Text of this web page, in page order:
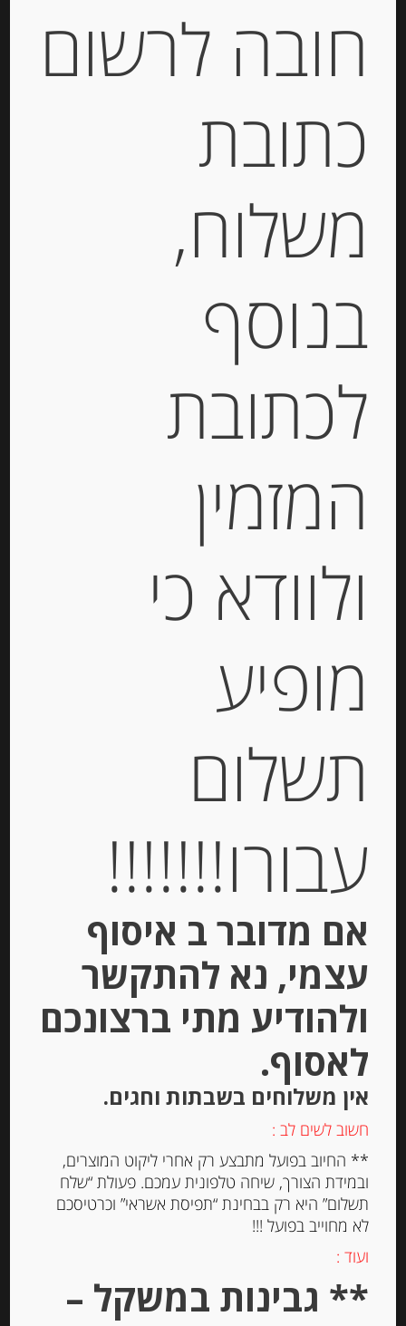
-
84.00
יחידות
BACI FONDENTISSIMO
₪
84.00
יחידות
הוספה לסל
₪84.00
מחיר ל 100 גרם: 42.00 ש"ח
הוספה לסל
חובה לרשום
כתובת
משלוח,
בנוסף
לכתובת
המזמין
ולוודא כי
מופיע
תשלום
עבורו!!!!!!!
אם מדובר ב איסוף
עצמי, נא להתקשר
ולהודיע מתי ברצונכם
לאסוף.
אין משלוחים בשבתות וחגים.
חשוב לשים לב :
** החיוב בפועל מתבצע רק אחרי ליקוט המוצרים,
ובמידת הצורך, שיחה טלפונית עמכם. פעולת “שלח
תשלום” היא רק בבחינת “תפיסת אשראי” וכרטיסכם
לא מחוייב בפועל !!!
ועוד :
** גבינות במשקל –